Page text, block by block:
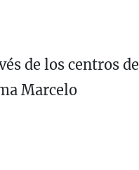
de los centros de
Marcelo